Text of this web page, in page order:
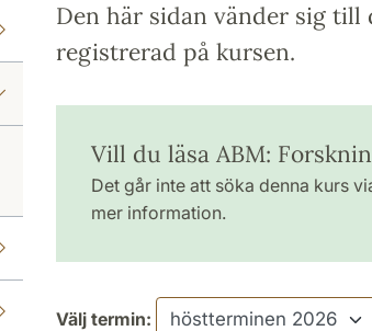
Den här sidan vänder sig till
registrerad på kursen.
Vill du läsa ABM:
Det går inte att söka denna kurs
mer information.
Välj termin: